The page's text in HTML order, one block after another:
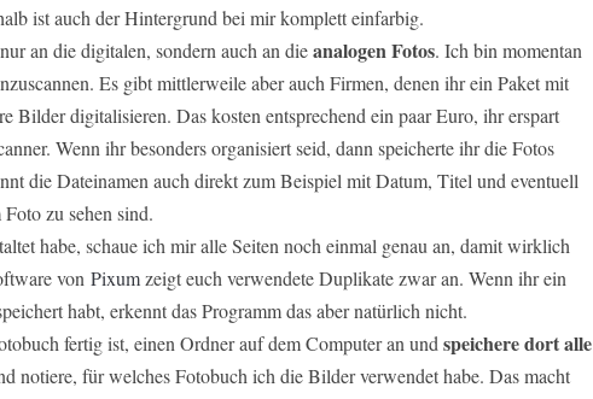
ist auch der Hintergrund bei mir komplett einfarbig.
an die digitalen, sondern auch an dieanalogen Fotos. Ich bin momentan
Es gibt mittlerweile aber auch Firmen, denen ihr ein Paket mit
Bilder digitalisieren. Das kosten entsprechend ein paar Euro, ihr erspart
Wenn ihr besonders organisiert seid, dann speicherte ihr die Fotos
die Dateinamen auch direkt zum Beispiel mit Datum, Titel und eventuell
zu sehen sind.
habe, schaue ich mir alle Seiten noch einmal genau an, damit wirklich
von Pixumzeigt euch verwendete Duplikate zwar an. Wenn ihr ein
habt, erkennt das Programm das aber natürlich nicht.
fertig ist, einen Ordner auf dem Computer an und speichere dort alle
notiere, für welches Fotobuch ich die Bilder verwendet habe. Das macht